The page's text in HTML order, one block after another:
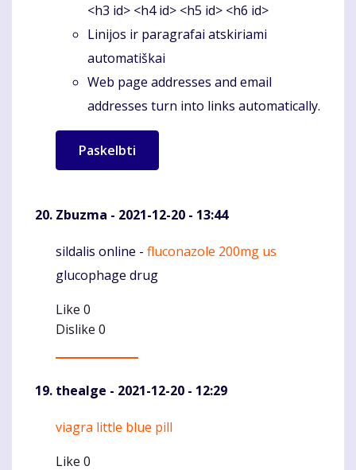
<h3 id> <h4 id> <h5 id> <h6 id>
Linijos ir paragrafai atskiriami
automatiškai
Web page addresses and email
addresses turn into links automatically.
Zbuzma - 2021-12-20 - 13:44
Komentaras
sildalis online - fluconazole 200mg us
glucophage drug
Like 0
Dislike 0
thealge - 2021-12-20 - 12:29
Komentaras
viagra little blue pill
Like 0